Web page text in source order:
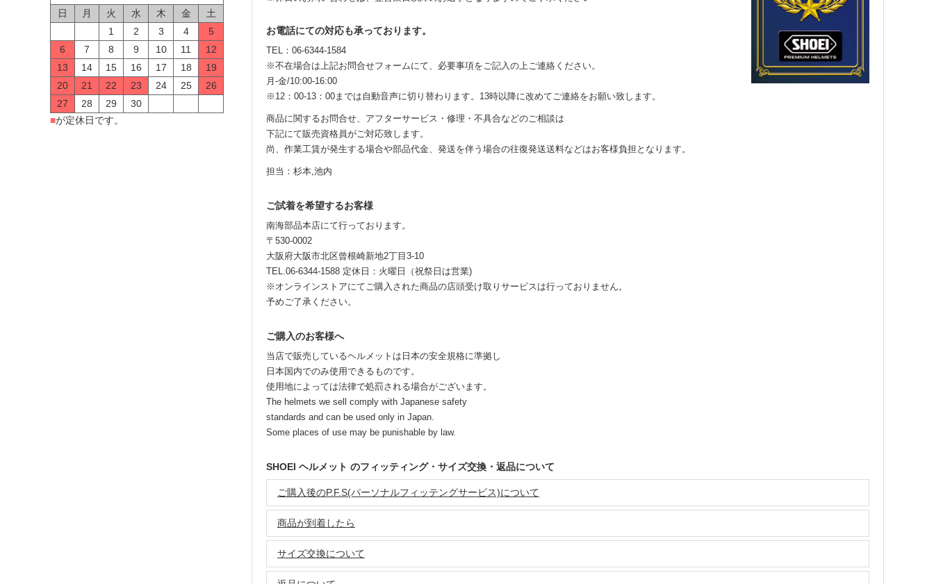
日
月 火 水 木 金
土
1
2 3 4
5
6
7 8 9 10 11
12
13
14 15 16 17 18
19
20
21 22 23 24 25
26
27
28 29
30
■が定休日です。
お電話にての対応も承っております。
TEL：06-6344-1584
※不在場合は上記お問合せフォームにて、必要事項をご記入の上ご連絡ください。
月-金/10:00-16:00
※12：00-13：00までは自動音声に切り替わります。13時以降に改めてご連絡をお願い致します。
商品に関するお問合せ、アフターサービス・修理・不具合などのご相談は
下記にて販売資格員がご対応致します。
尚、作業工賃が発生する場合や部品代金、発送を伴う場合の往復発送送料などはお客様負担となります。
担当：杉本,池内
ご試着を希望するお客様
南海部品本店にて行っております。
〒530-0002
大阪府大阪市北区曾根崎新地2丁目3-10
TEL.06-6344-1588 定休日：火曜日（祝祭日は営業)
※オンラインストアにてご購入された商品の店頭受け取りサービスは行っておりません。
予めご了承ください。
ご購入のお客様へ
当店で販売しているヘルメットは日本の安全規格に準拠し
日本国内でのみ使用できるものです。
使用地によっては法律で処罰される場合がございます。
The helmets we sell comply with Japanese safety
standards and can be used only in Japan.
Some places of use may be punishable by law.
SHOEI ヘルメット のフィッティング・サイズ交換・返品について
ご購入後のP.F.S(パーソナルフィッテングサービス)について
商品が到着したら
サイズ交換について